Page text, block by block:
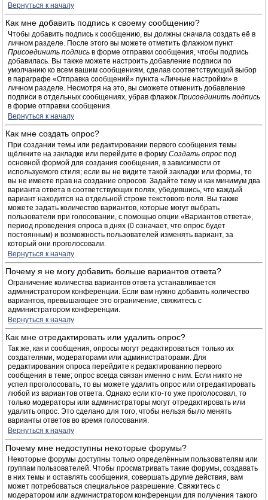
Вернуться к началу
Как мне добавить подпись к своему сообщению?
Чтобы добавить подпись к сообщению, вы должны сначала создать её в
личном разделе. После этого вы можете отметить флажком пункт
Присоединить подпись в форме отправки сообщения, чтобы подпись
добавилась. Вы также можете настроить добавление подписи по
умолчанию ко всем вашим сообщениям, сделав соответствующий выбор
в параграфе «Отправка сообщений» пункта «Личные настройки» в
личном разделе. Несмотря на это, вы сможете отменить добавление
подписи в отдельных сообщениях, убрав флажок Присоединить подпись
в форме отправки сообщения.
Вернуться к началу
Как мне создать опрос?
При создании темы или редактировании первого сообщения темы
щёлкните на закладке или перейдите в форму Создать опрос под
основной формой для создания сообщения, в зависимости от
используемого стиля; если вы не видите такой закладки или формы, то
вы не имеете прав на создание опросов. Задайте тему и как минимум два
варианта ответа в соответствующих полях, убедившись, что каждый
вариант находится на отдельной строке текстового поля. Вы также
можете задать количество вариантов, которые могут выбрать
пользователи при голосовании, с помощью опции «Вариантов ответа»,
период проведения опроса в днях (0 означает, что опрос будет
постоянным) и возможность пользователей изменять вариант, за
который они проголосовали.
Вернуться к началу
Почему я не могу добавить больше вариантов ответа?
Ограничение количества вариантов ответа устанавливается
администратором конференции. Если вам нужно добавить количество
вариантов, превышающее это ограничение, свяжитесь с
администратором конференции.
Вернуться к началу
Как мне отредактировать или удалить опрос?
Так же, как и сообщения, опросы могут редактироваться только их
создателями, модераторами или администраторами. Для
редактирования опроса перейдите к редактированию первого
сообщения в теме; опрос всегда связан именно с ним. Если никто не
успел проголосовать, то вы можете удалить опрос или отредактировать
любой из вариантов ответа. Однако если кто-то уже проголосовал, то
только модераторы или администраторы могут отредактировать или
удалить опрос. Это сделано для того, чтобы нельзя было менять
варианты ответов во время голосования.
Вернуться к началу
Почему мне недоступны некоторые форумы?
Некоторые форумы доступны только определённым пользователям или
группам пользователей. Чтобы просматривать такие форумы, создавать
в них темы и оставлять сообщения, совершать другие действия, вам
может потребоваться специальное разрешение. Свяжитесь с
модератором или администратором конференции для получения такого